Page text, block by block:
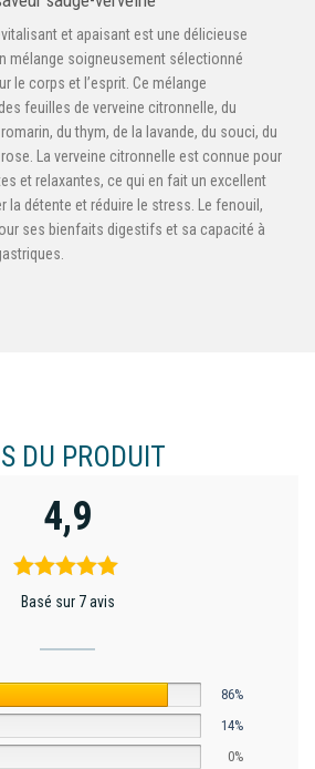
et apaisant est une délicieuse
mélange soigneusement sélectionné
le corps et l’esprit. Ce mélange
feuilles de verveine citronnelle, du
du thym, de la lavande, du souci, du
La verveine citronnelle est connue pour
et relaxantes, ce qui en fait un excellent
la détente et réduire le stress. Le fenouil,
ses bienfaits digestifs et sa capacité à
DU PRODUIT
4,9
Basé sur 7 avis
86%
14%
0%